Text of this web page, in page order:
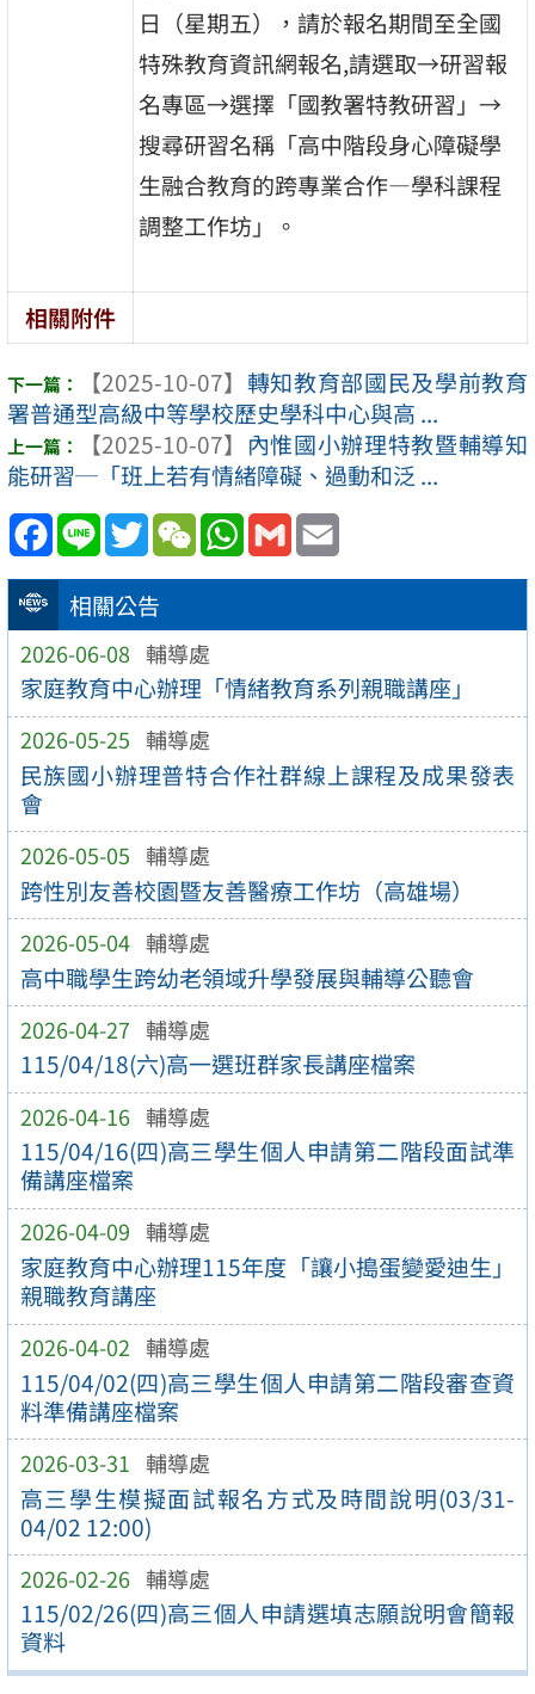
相關公告
2026-06-08 輔導處
家庭教育中心辦理「情緒教育系列親職講座」
2026-05-25 輔導處
民族國小辦理普特合作社群線上課程及成果發表
會
2026-05-05 輔導處
跨性別友善校園暨友善醫療工作坊（高雄場）
2026-05-04 輔導處
高中職學生跨幼老領域升學發展與輔導公聽會
2026-04-27 輔導處
115/04/18(六)高一選班群家長講座檔案
2026-04-16 輔導處
115/04/16(四)高三學生個人申請第二階段面試準
備講座檔案
2026-04-09 輔導處
家庭教育中心辦理115年度「讓小搗蛋變愛迪生」
親職教育講座
2026-04-02 輔導處
115/04/02(四)高三學生個人申請第二階段審查資
料準備講座檔案
2026-03-31 輔導處
高三學生模擬面試報名方式及時間說明(03/31-
04/02 12:00)
2026-02-26 輔導處
115/02/26(四)高三個人申請選填志願說明會簡報
資料
日（星期五），請於報名期間至全國
特殊教育資訊網報名,請選取→研習報
名專區→選擇「國教署特教研習」→
搜尋研習名稱「高中階段身心障礙學
生融合教育的跨專業合作—學科課程
調整工作坊」。
相關附件
【2025-10-07】 轉知教育部國民及學前教育
署普通型高級中等學校歷史學科中心與高 ...
【2025-10-07】 內惟國小辦理特教暨輔導知
能研習─「班上若有情緒障礙、過動和泛 ...
Facebook
Line TwitterWeChatWhatsApp
Gmail